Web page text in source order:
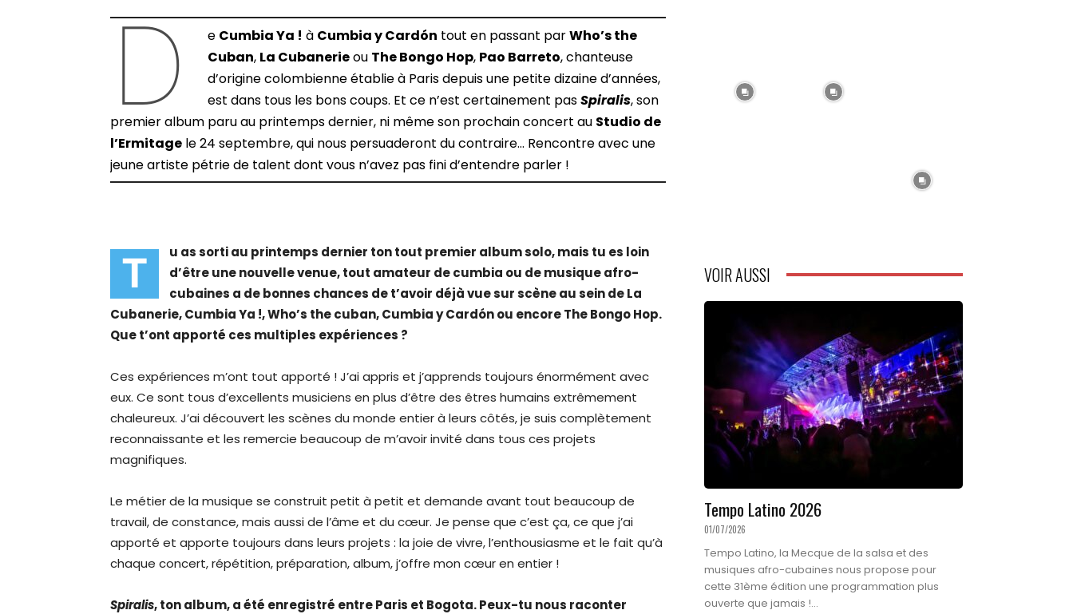
D e Cumbia Ya ! à Cumbia y Cardón tout en passant parWho’s the
Cuban, La Cubanerieou The Bongo Hop, Pao Barreto, chanteuse
d’origine colombienne établie à Paris depuis une petite dizaine d’années,
est dans tous les bons coups. Et ce n’est certainement pasSpiralis, son
premier album paru au printemps dernier, ni même son prochain concert au Studio de
l’Ermitage le 24 septembre, qui nous persuaderont du contraire… Rencontre avec une
jeune artiste pétrie de talent dont vous n’avez pas fini d’entendre parler !
T
u as sorti au printemps dernier ton tout premier album solo, mais tu es loin
d’être une nouvelle venue, tout amateur de cumbia ou de musique afro-
cubaines a de bonnes chances de t’avoir déjà vue sur scène au sein de La
Cubanerie, Cumbia Ya !, Who’s the cuban, Cumbia y Cardón ou encore The Bongo Hop.
Que t’ont apporté ces multiples expériences ?
Ces expériences m’ont tout apporté ! J’ai appris et j’apprends toujours énormément avec
eux. Ce sont tous d’excellents musiciens en plus d’être des êtres humains extrêmement
chaleureux. J’ai découvert les scènes du monde entier à leurs côtés, je suis complètement
reconnaissante et les remercie beaucoup de m’avoir invité dans tous ces projets
magnifiques.
Le métier de la musique se construit petit à petit et demande avant tout beaucoup de
travail, de constance, mais aussi de l’âme et du cœur. Je pense que c’est ça, ce que j’ai
apporté et apporte toujours dans leurs projets : la joie de vivre, l’enthousiasme et le fait qu’à
chaque concert, répétition, préparation, album, j’offre mon cœur en entier !
Spiralis, ton album, a été enregistré entre Paris et Bogota. Peux-tu nous raconter
VOIR AUSSI
Tempo Latino 2026
01/07/2026
Tempo Latino, la Mecque de la salsa et des
musiques afro-cubaines nous propose pour
cette 31ème édition une programmation plus
ouverte que jamais !...